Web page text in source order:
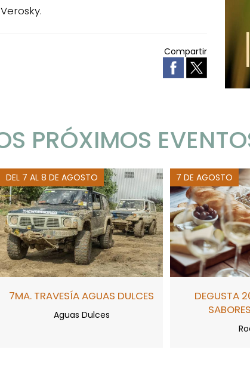
Compartir
PRÓXIMOS
DEL 7 AL 8 DE AGOSTO
7MA. TRAVESÍA AGUAS DULCES
Aguas Dulces
7 DE AGOSTO
DEGUSTA